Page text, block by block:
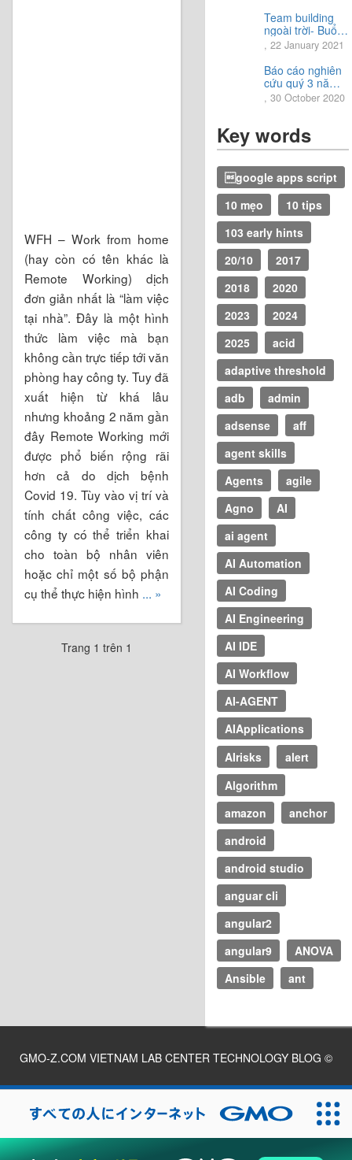
WFH – Work from home
(hay còn có tên khác là
Remote Working) dịch
đơn giản nhất là “làm việc
tại nhà”. Đây là một hình
thức làm việc mà bạn
không cần trực tiếp tới văn
phòng hay công ty. Tuy đã
xuất hiện từ khá lâu
nhưng khoảng 2 năm gần
đây Remote Working mới
được phổ biến rộng rãi
hơn cả do dịch bệnh
Covid 19. Tùy vào vị trí và
tính chất công việc, các
công ty có thể triển khai
cho toàn bộ nhân viên
hoặc chỉ một số bộ phận
cụ thể thực hiện hình ... »
Trang 1 trên 1
Team building
ngoài trời- Buổi
trải nghiệm tuyệt
vời.
, 22 January 2021
Báo cáo nghiên
cứu quý 3 năm
2020
, 30 October 2020
Key words
google apps script
10 mẹo
10 tips
103 early hints
20/10
2017
2018
2020
2023
2024
2025
acid
adaptive threshold
adb
admin
adsense
aff
agent skills
Agents
agile
Agno
AI
ai agent
AI Automation
AI Coding
AI Engineering
AI IDE
AI Workflow
AI-AGENT
AIApplications
AIrisks
alert
Algorithm
amazon
anchor
android
android studio
anguar cli
angular2
angular9
ANOVA
Ansible
ant
GMO-Z.COM VIETNAM LAB CENTER TECHNOLOGY BLOG ©
2026